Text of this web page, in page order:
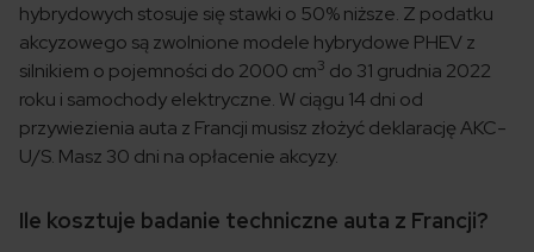
hybrydowych stosuje się stawki o 50% niższe. Z podatku
akcyzowego są zwolnione modele hybrydowe PHEV z
silnikiem o pojemności do 2000 cm3 do 31 grudnia 2022
roku i samochody elektryczne. W ciągu 14 dni od
przywiezienia auta z Francji musisz złożyć deklarację AKC-
U/S. Masz 30 dni na opłacenie akcyzy.
Ile kosztuje badanie techniczne auta z Francji?